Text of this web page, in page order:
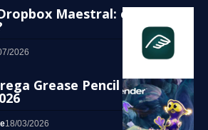
Maestral: o que
2026
Grease Pencil renovado
18/03/2026